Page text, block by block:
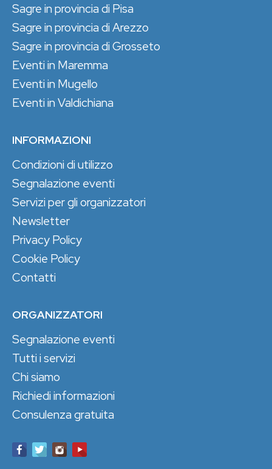
Sagre in provincia di Pisa
Sagre in provincia di Arezzo
Sagre in provincia di Grosseto
Eventi in Maremma
Eventi in Mugello
Eventi in Valdichiana
INFORMAZIONI
Condizioni di utilizzo
Segnalazione eventi
Servizi per gli organizzatori
Newsletter
Privacy Policy
Cookie Policy
Contatti
ORGANIZZATORI
Segnalazione eventi
Tutti i servizi
Chi siamo
Richiedi informazioni
Consulenza gratuita